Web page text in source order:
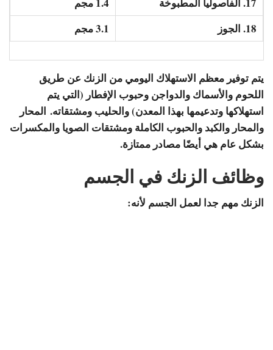
18. الجوز
3.1 مجم
يتم توفير معظم الاستهلاك اليومي من الزنك عن طريق
اللحوم والأسماك والدواجن وحبوب الإفطار (التي يتم
استهلاكها وتدعيمها بهذا المعدن) والحليب ومشتقاته. المحار
والمحار والكبد والحبوب الكاملة ومشتقات الصويا والمكسرات
بشكل عام هي أيضًا مصادر ممتازة.
وظائف الزنك في الجسم
الزنك مهم جدا لعمل الجسم لأنه: